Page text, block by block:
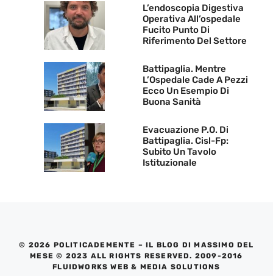
L’endoscopia Digestiva
Operativa All’ospedale
Fucito Punto Di
Riferimento Del Settore
Battipaglia. Mentre
L’Ospedale Cade A Pezzi
Ecco Un Esempio Di
Buona Sanità
Evacuazione P.O. Di
Battipaglia. Cisl-Fp:
Subito Un Tavolo
Istituzionale
© 2026 POLITICADEMENTE – IL BLOG DI MASSIMO DEL
MESE © 2023 ALL RIGHTS RESERVED. 2009-2016
FLUIDWORKS WEB & MEDIA SOLUTIONS